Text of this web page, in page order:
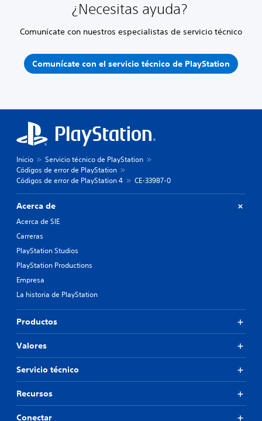
¿Necesitas ayuda?
Comunícate con nuestros especialistas de servicio técnico
Comunícate con el servicio técnico de PlayStation
Inicio
Servicio técnico de PlayStation
Códigos de error de PlayStation
Códigos de error de PlayStation 4
CE-33987-0
Acerca de
Acerca de SIE
Carreras
PlayStation Studios
PlayStation Productions
Empresa
La historia de PlayStation
Productos
Valores
Servicio técnico
Recursos
Conectar